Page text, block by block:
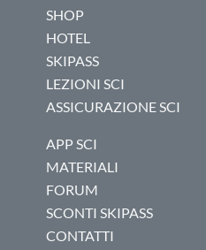
SHOP
HOTEL
SKIPASS
LEZIONI SCI
ASSICURAZIONE SCI
APP SCI
MATERIALI
FORUM
SCONTI SKIPASS
CONTATTI